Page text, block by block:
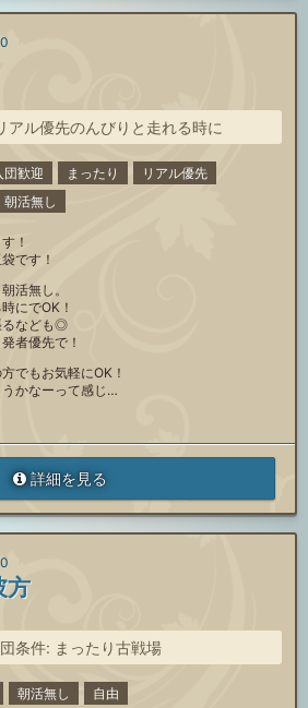
アル優先のんびりと走れる時に
団歓迎 まったり
リアル優先
朝活無し
！
です！
活無し。
にでOK！
るなども◎
者優先で！
でもお気軽にOK！
かなーって感じ…
詳細を見る
方
団条件: まったり古戦場
朝活無し 自由